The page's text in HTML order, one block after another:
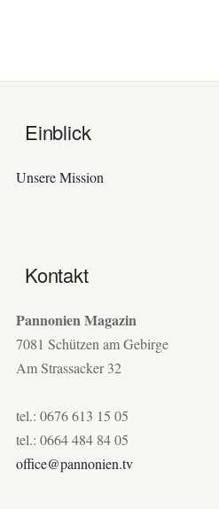
Einblick
Unsere Mission
Kontakt
Pannonien Magazin
7081 Schützen am Gebirge
Am Strassacker 32
tel.: 0676 613 15 05
tel.: 0664 484 84 05
office@pannonien.tv